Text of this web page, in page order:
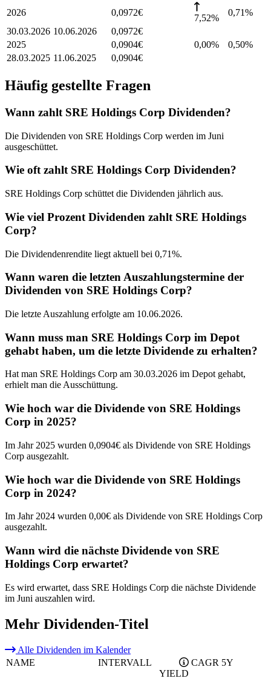
2026 0,0972€
7,52%
0,71%
30.03.2026 10.06.2026 0,0972€
2025
0,0904€ 0,00% 0,50%
28.03.2025 11.06.2025 0,0904€
Häufig gestellte Fragen
Wann zahlt SRE Holdings Corp Dividenden?
Die Dividenden von SRE Holdings Corp werden im Juni
ausgeschüttet.
Wie oft zahlt SRE Holdings Corp Dividenden?
SRE Holdings Corp schüttet die Dividenden jährlich aus.
Wie viel Prozent Dividenden zahlt SRE Holdings
Corp?
Die Dividendenrendite liegt aktuell bei 0,71%.
Wann waren die letzten Auszahlungstermine der
Dividenden von SRE Holdings Corp?
Die letzte Auszahlung erfolgte am 10.06.2026.
Wann muss man SRE Holdings Corp im Depot
gehabt haben, um die letzte Dividende zu erhalten?
Hat man SRE Holdings Corp am 30.03.2026 im Depot gehabt,
erhielt man die Ausschüttung.
Wie hoch war die Dividende von SRE Holdings
Corp in 2025?
Im Jahr 2025 wurden 0,0904€ als Dividende von SRE Holdings
Corp ausgezahlt.
Wie hoch war die Dividende von SRE Holdings
Corp in 2024?
Im Jahr 2024 wurden 0,00€ als Dividende von SRE Holdings Corp
ausgezahlt.
Wann wird die nächste Dividende von SRE
Holdings Corp erwartet?
Es wird erwartet, dass SRE Holdings Corp die nächste Dividende
im Juni auszahlen wird.
Mehr Dividenden-Titel
Alle Dividenden im Kalender
NAME
INTERVALL
YIELD
CAGR 5Y